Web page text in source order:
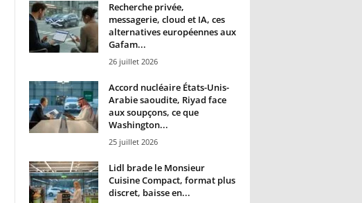
Recherche privée,
messagerie, cloud et IA, ces
alternatives européennes aux
Gafam...
26 juillet 2026
Accord nucléaire États-Unis-
Arabie saoudite, Riyad face
aux soupçons, ce que
Washington...
25 juillet 2026
Lidl brade le Monsieur
Cuisine Compact, format plus
discret, baisse en...